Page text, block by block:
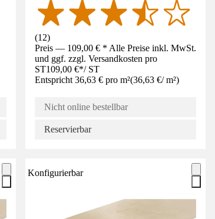
(12)
Preis — 109,00 € * Alle Preise inkl. MwSt.
und ggf. zzgl. Versandkosten pro
ST109,00 €*/ ST
Entspricht 36,63 € pro m²(36,63 €/ m²)
Nicht online bestellbar
Reservierbar
Konfigurierbar